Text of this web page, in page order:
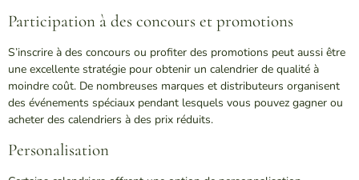
Participation à des concours et promotions
S’inscrire à des concours ou profiter des promotions peut aussi être
une excellente stratégie pour obtenir un calendrier de qualité à
moindre coût. De nombreuses marques et distributeurs organisent
des événements spéciaux pendant lesquels vous pouvez gagner ou
acheter des calendriers à des prix réduits.
Personalisation